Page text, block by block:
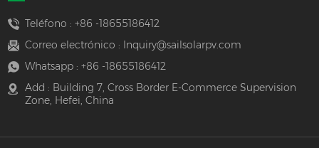
Teléfono : +86 -18655186412
Correo electrónico :
Inquiry@sailsolarpv.com
Whatsapp : +86 -18655186412
Add : Building 7, Cross Border E-Commerce Supervision
Zone, Hefei, China